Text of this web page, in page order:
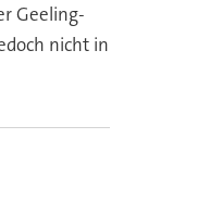
Geeling-
nicht in